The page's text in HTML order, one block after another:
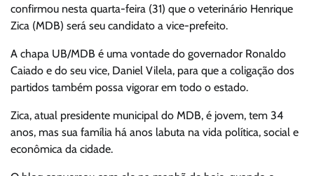
confirmou nesta quarta-feira (31) que o veterinário Henrique
Zica (MDB) será seu candidato a vice-prefeito.
A chapa UB/MDB é uma vontade do governador Ronaldo
Caiado e do seu vice, Daniel Vilela, para que a coligação dos
partidos também possa vigorar em todo o estado.
Zica, atual presidente municipal do MDB, é jovem, tem 34
anos, mas sua família há anos labuta na vida política, social e
econômica da cidade.